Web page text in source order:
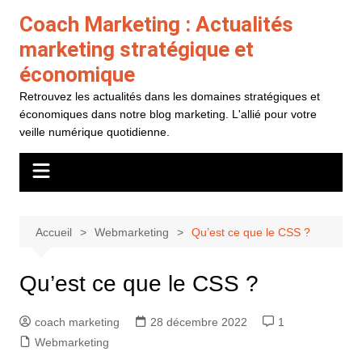
contenu
Coach Marketing : Actualités
marketing stratégique et
économique
Retrouvez les actualités dans les domaines stratégiques et
économiques dans notre blog marketing. L'allié pour votre
veille numérique quotidienne.
Accueil Webmarketing Qu’est ce que le CSS ?
Qu’est ce que le CSS ?
coach marketing 28 décembre 2022
1
Webmarketing